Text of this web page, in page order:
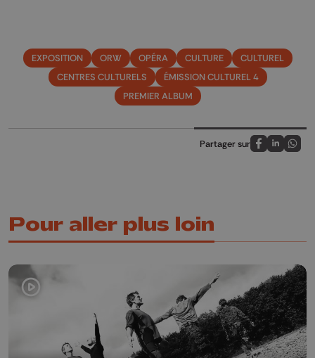
EXPOSITION ORW OPÉRA CULTURE
CULTUREL
CENTRES CULTURELS
ÉMISSION CULTUREL 4
PREMIER ALBUM
Partager sur
Partagez sur
Partagez
Pour aller plus loin